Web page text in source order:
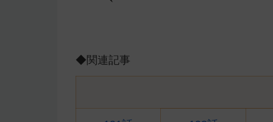
◆関連記事